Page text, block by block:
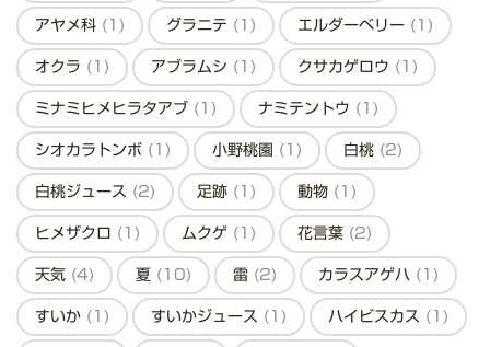
アヤメ科 (1) グラニテ (1) エルダーベリー (1)
オクラ (1) アブラムシ (1) クサカゲロウ (1)
ミナミヒメヒラタアブ (1) ナミテントウ (1)
シオカラトンボ (1) 小野桃園 (1) 白桃 (2)
白桃ジュース (2) 足跡 (1) 動物 (1)
ヒメザクロ (1) ムクゲ (1) 花言葉 (2)
天気 (4) 夏 (10) 雷 (2) カラスアゲハ (1)
すいか (1) すいかジュース (1) ハイビスカス (1)